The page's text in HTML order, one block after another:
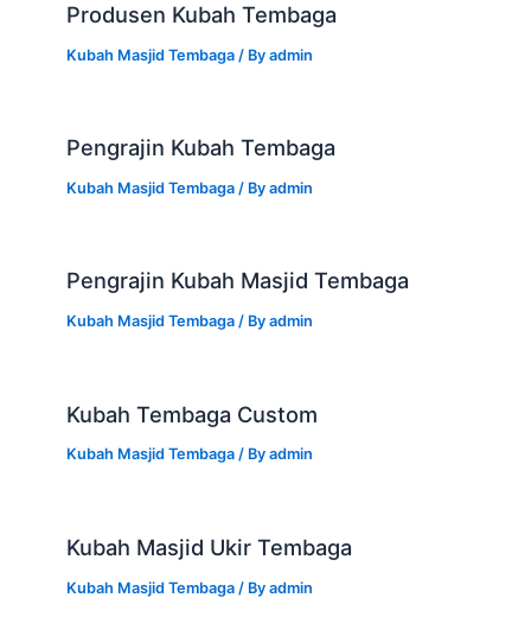
Produsen Kubah Tembaga
Kubah Masjid Tembaga / Byadmin
Pengrajin Kubah Tembaga
Kubah Masjid Tembaga / Byadmin
Pengrajin Kubah Masjid Tembaga
Kubah Masjid Tembaga / Byadmin
Kubah Tembaga Custom
Kubah Masjid Tembaga / Byadmin
Kubah Masjid Ukir Tembaga
Kubah Masjid Tembaga / Byadmin